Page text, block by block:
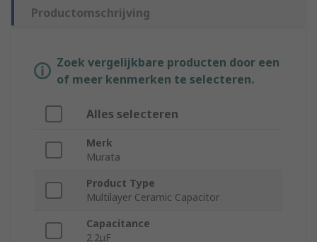
Productomschrijving
Zoek vergelijkbare producten door een
of meer kenmerken te selecteren.
Alles selecteren
Merk
Murata
Product Type
Multilayer Ceramic Capacitor
Capacitance
2.2μF